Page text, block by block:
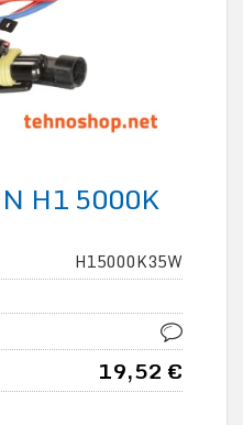
H1 5000K
H15000K35W
19,52 €